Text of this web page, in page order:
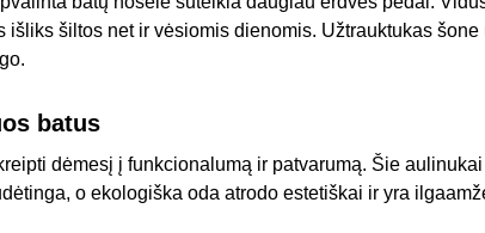
išliks šiltos net ir vėsiomis dienomis. Užtrauktukas
batus
dėmesį į funkcionalumą ir patvarumą. Šie
o ekologiška oda atrodo estetiškai ir yra